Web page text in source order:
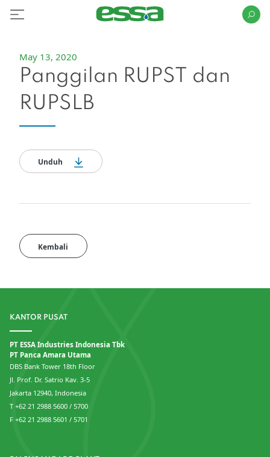
May 13, 2020
Panggilan RUPST dan
RUPSLB
Unduh
Kembali
KANTOR PUSAT
PT ESSA Industries Indonesia Tbk
PT Panca Amara Utama
DBS Bank Tower 18th Floor
Jl. Prof. Dr. Satrio Kav. 3-5
Jakarta 12940, Indonesia
T +62 21 2988 5600 / 5700
F +62 21 2988 5601 / 5701